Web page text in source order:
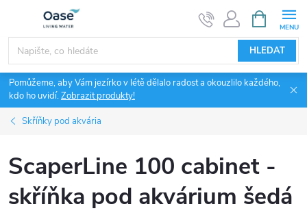
obsah
HLEDAT
NÁKUPNÍ
KOŠÍK
Pomůžeme, aby Vám jezírko v létě dělalo radost a okouzlilo každého,
kdo ho uvidí.Zobrazit produkty!
Skříňky pod akvária
ScaperLine 100 cabinet -
skříňka pod akvárium šedá